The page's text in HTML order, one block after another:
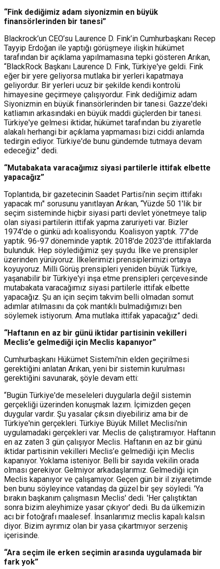
“Fink dediğimiz adam siyonizmin en büyük
finansörlerinden bir tanesi”
Blackrock’un CEO’su Laurence D. Fink’in Cumhurbaşkanı Recep
Tayyip Erdoğan ile yaptığı görüşmeye ilişkin hükümet
tarafından bir açıklama yapılmamasına tepki gösteren Arıkan,
“BlackRock Başkanı Laurence D. Fink, Türkiye'ye geldi. Fink
eğer bir yere geliyorsa mutlaka bir yerleri kapatmaya
geliyordur. Bir yerleri ucuz bir şekilde kendi kontrolü
himayesine geçirmeye çalışıyordur. Fink dediğimiz adam
Siyonizmin en büyük finansörlerinden bir tanesi. Gazze'deki
katliamın arkasındaki en büyük maddi güçlerden bir tanesi.
Türkiye'ye gelmesi iktidar, hükümet tarafından bu ziyaretle
alakalı herhangi bir açıklama yapmaması bizi ciddi anlamda
tedirgin ediyor. Türkiye'de bunu gündemde tutmaya devam
edeceğiz” dedi.
“Mutabakata varacağımız siyasi partilerle ittifak elbette
yapacağız”
Toplantıda, bir gazetecinin Saadet Partisi’nin seçim ittifakı
yapacak mı" sorusunu yanıtlayan Arıkan, “Yüzde 50 1'lik bir
seçim sisteminde hiçbir siyasi parti devlet yönetmeye talip
olan siyasi partilerin ittifak yapma zaruriyeti var. Bizler
1974'de o günkü adı koalisyondu. Koalisyon yaptık. 77'de
yaptık. 96-97 döneminde yaptık. 2018'de 2023'de ittifaklarda
bulunduk. Hep söylediğimiz şey şuydu. İlke ve prensipler
üzerinden yürüyoruz. İlkelerimizi prensiplerimizi ortaya
koyuyoruz. Milli Görüş prensipleri yeniden büyük Türkiye,
yaşanabilir bir Türkiye'yi inşa etme prensipleri çerçevesinde
mutabakata varacağımız siyasi partilerle ittifak elbette
yapacağız. Şu an için seçim takvim belli olmadan somut
adımlar atılmasını da çok mantıklı bulmadığımızı ben
söylemek istiyorum. Ama mutlaka ittifak yapacağız” dedi.
“Haftanın en az bir günü iktidar partisinin vekilleri
Meclis’e gelmediği için Meclis kapanıyor”
Cumhurbaşkanı Hükümet Sistemi'nin elden geçirilmesi
gerektiğini anlatan Arıkan, yeni bir sistemin kurulması
gerektiğini savunarak, şöyle devam etti:
“Bugün Türkiye'de meseleleri duygularla değil sistemin
gerçekliği üzerinden konuşmak lazım. İçimizden geçen
duygular vardır. Şu yasalar çıksın diyebiliriz ama bir de
Türkiye'nin gerçekleri. Türkiye Büyük Millet Meclisi'nin
uygulamadaki gerçekleri var. Meclis de çalıştıramıyor. Haftanın
en az zaten 3 gün çalışıyor Meclis. Haftanın en az bir günü
iktidar partisinin vekilleri Meclis’e gelmediği için Meclis
kapanıyor. Yoklama isteniyor. Belli bir sayıda vekilin orada
olması gerekiyor. Gelmiyor arkadaşlarımız. Gelmediği için
Meclis kapanıyor ve çalışamıyor. Geçen gün bir il ziyaretimde
ben bunu söyleyince vatandaş da güzel bir şey söyledi. 'Ya
bırakın başkanım çalışmasın Meclis' dedi. 'Her çalıştıktan
sonra bizim aleyhimize yasar çıkıyor' dedi. Bu da ülkemizin
acı bir fotoğrafı maalesef. İnsanlarımız meclis kapalı kalsın
diyor. Bizim ayrımız olan bir yasa çıkartmıyor serzeniş
içerisinde.
“Ara seçim ile erken seçimin arasında uygulamada bir
fark yok”